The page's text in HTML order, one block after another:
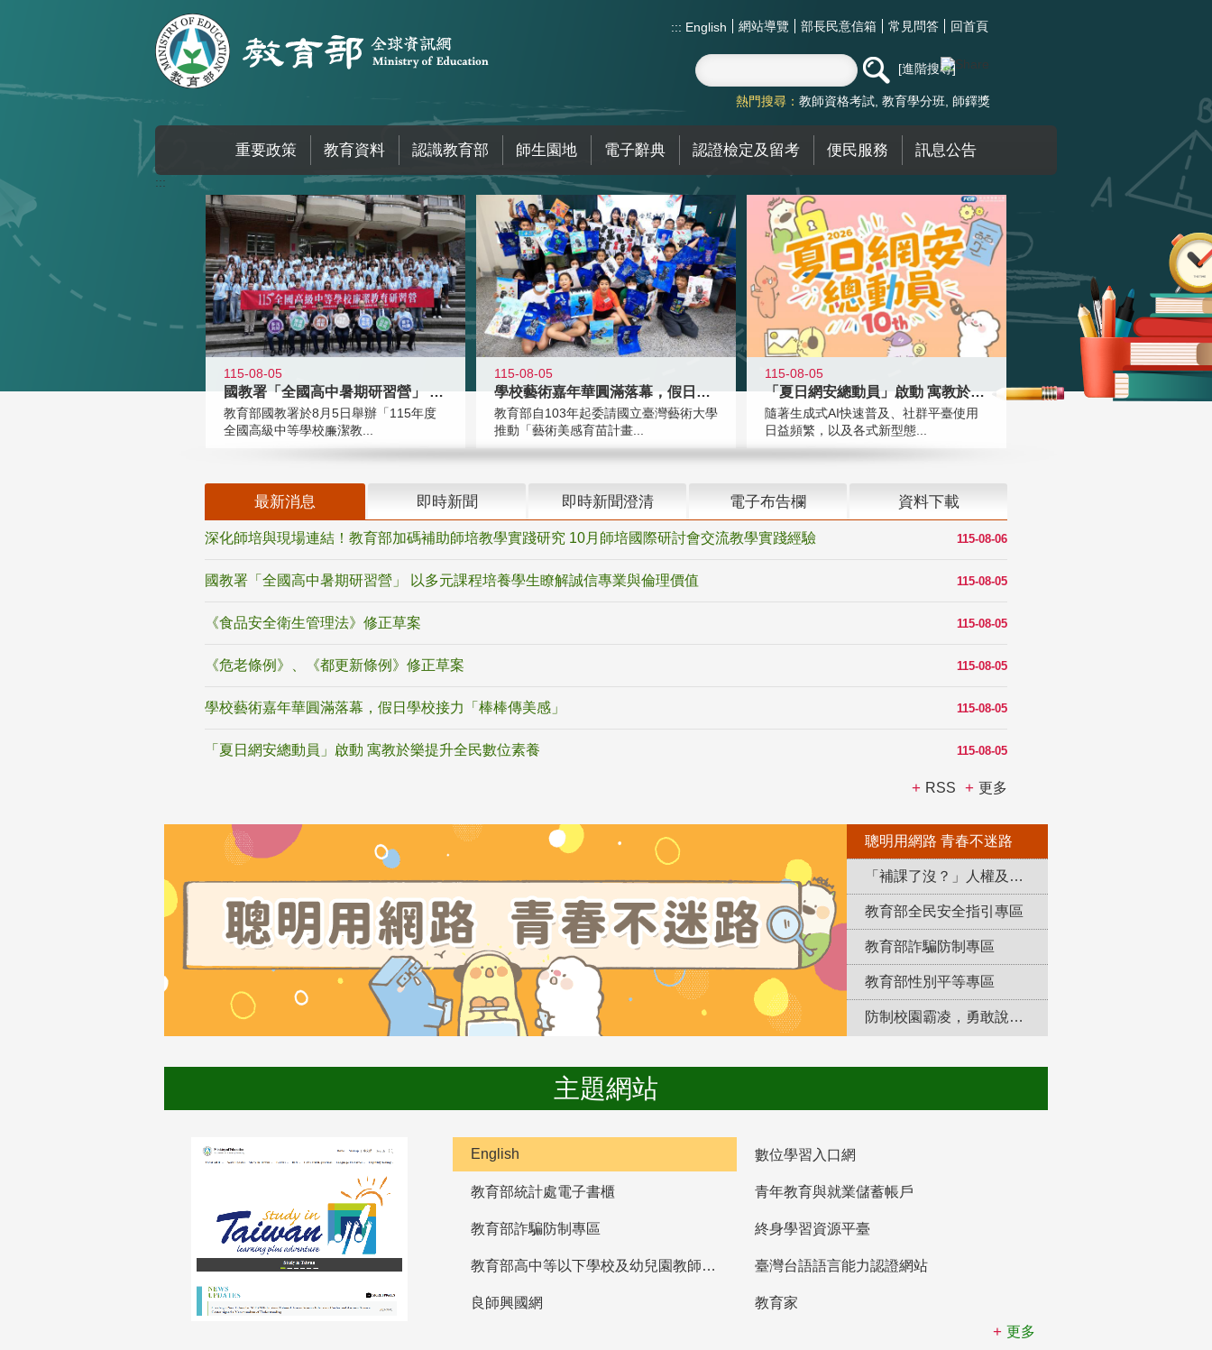
::: English 網站導覽 部長民意信箱 常見問答 回首頁
進階搜尋
熱門搜尋： 教師資格考試 教育學分班 師鐸獎
重要政策 教育資料 認識教育部 師生園地 電子辭典 認證檢定及留考 便民服務 訊息公告
:::
115-08-05
國教署「全國高中暑期研習營」 以多
教育部國教署於8月5日舉辦「115年度
全國高級中等學校廉潔教...
115-08-05
學校藝術嘉年華圓滿落幕，假日學校接
教育部自103年起委請國立臺灣藝術大學
推動「藝術美感育苗計畫...
115-08-05
「夏日網安總動員」啟動 寓教於樂提
隨著生成式AI快速普及、社群平臺使用
日益頻繁，以及各式新型態...
最新消息 即時新聞 即時新聞澄清 電子布告欄 資料下載
115-08-06
深化師培與現場連結！教育部加碼補助師培教學實踐研究 10月師培國際研討會交流教學實踐經驗
115-08-05
國教署「全國高中暑期研習營」 以多元課程培養學生瞭解誠信專業與倫理價值
115-08-05
《食品安全衛生管理法》修正草案
115-08-05
《危老條例》、《都更新條例》修正草案
115-08-05
學校藝術嘉年華圓滿落幕，假日學校接力「棒棒傳美感」
115-08-05
「夏日網安總動員」啟動 寓教於樂提升全民數位素養
RSS 更多
聰明用網路 青春不迷路
「補課了沒？」人權及轉型正義教育專區
教育部全民安全指引專區
教育部詐騙防制專區
教育部性別平等專區
防制校園霸凌，勇敢說出來！
主題網站
English 數位學習入口網
教育部統計處電子書櫃 青年教育與就業儲蓄帳戶
教育部詐騙防制專區 終身學習資源平臺
教育部高中等以下學校及幼兒園教師資格檢定考試 臺灣台語語言能力認證網站
良師興國網
教育家
更多